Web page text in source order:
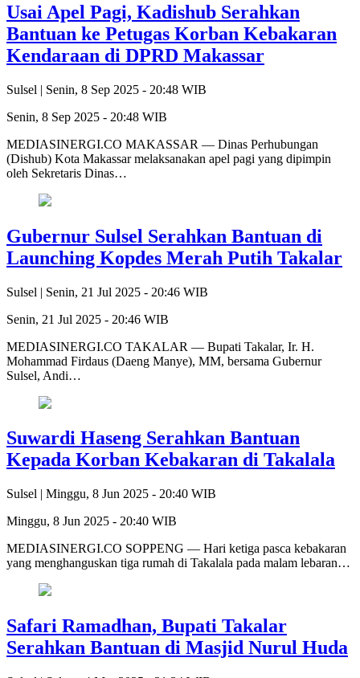
Usai Apel Pagi, Kadishub Serahkan
Bantuan ke Petugas Korban Kebakaran
Kendaraan di DPRD Makassar
Sulsel | Senin, 8 Sep 2025 - 20:48 WIB
Senin, 8 Sep 2025 - 20:48 WIB
MEDIASINERGI.CO MAKASSAR — Dinas Perhubungan
(Dishub) Kota Makassar melaksanakan apel pagi yang dipimpin
oleh Sekretaris Dinas…
Gubernur Sulsel Serahkan Bantuan di
Launching Kopdes Merah Putih Takalar
Sulsel | Senin, 21 Jul 2025 - 20:46 WIB
Senin, 21 Jul 2025 - 20:46 WIB
MEDIASINERGI.CO TAKALAR — Bupati Takalar, Ir. H.
Mohammad Firdaus (Daeng Manye), MM, bersama Gubernur
Sulsel, Andi…
Suwardi Haseng Serahkan Bantuan
Kepada Korban Kebakaran di Takalala
Sulsel | Minggu, 8 Jun 2025 - 20:40 WIB
Minggu, 8 Jun 2025 - 20:40 WIB
MEDIASINERGI.CO SOPPENG — Hari ketiga pasca kebakaran
yang menghanguskan tiga rumah di Takalala pada malam lebaran…
Safari Ramadhan, Bupati Takalar
Serahkan Bantuan di Masjid Nurul Huda